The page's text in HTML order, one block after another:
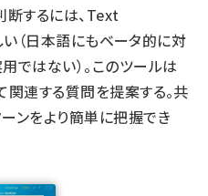
するには、 Text
（日本語にもベータ的に対
ではない）。このツールは
関連する質問を提案する。共
ンをより簡単に把握でき